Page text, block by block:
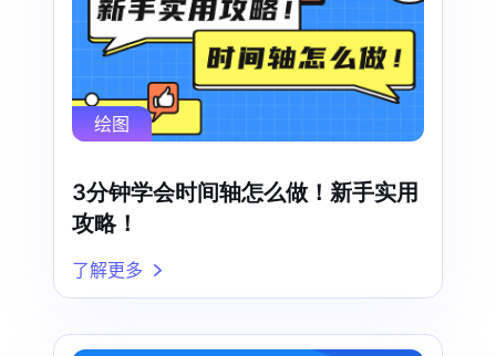
绘图
3分钟学会时间轴怎么做！新手实用
攻略！
了解更多